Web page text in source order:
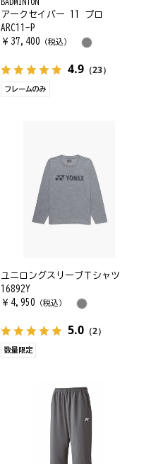
アークセイバー 11 プロ
ARC11-P
￥ 37,400 （税込）
4.9（23）
フレームのみ
ユニロングスリーブＴシャツ
16892Y
￥ 4,950 （税込）
5.0（2）
数量限定